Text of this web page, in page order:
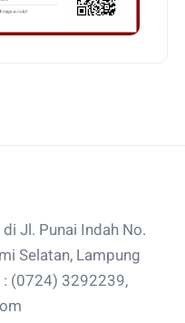
Jl. Punai Indah No.
Selatan, Lampung
: (0724) 3292239,